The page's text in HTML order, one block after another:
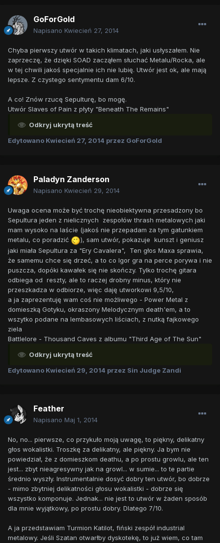
GoForGold
Napisano Kwiecień 27, 2014
Chyba pierwszy utwór w takich klimatach, jaki usłyszałem. Nie
zaprzeczę, że dzięki SOAD zacząłem słuchać Metalu/Rocka, ale
w tej chwili jakoś specjalnie ich nie lubię. Utwór jest ok, ale mają
lepsze. Z czystego sentymentu dam 6/10.
A co! Znów rzucę Sepulturę, bo mogę.
Utwór Slaves of Pain z płyty "Beneath The Remains"
Odkryj ukrytą treść
Edytowano Kwiecień 27, 2014 przez GoForGold
Paladyn Zanderson
Napisano Kwiecień 29, 2014
Uwaga ocena może być trochę nieobiektywna przesadzony bo
Sepultura jeden z nielicznych zespołów thrash metalowych jaki
mam wysoko na laście (jakoś nie przepadam za tym gatunkiem
metalu, co poradzić
), sam utwór, pokazuje kunszt i geniusz
jaki miała Sepultura za "Ery Cavalera", Ten głos Maxa sprawia,
że samemu chce się drzeć, a to co Igor gra na perce porywa i nie
puszcza, dopóki kawałek się nie skończy. Tylko trochę gitara
odbiega od reszty, ale to raczej drobny minus, który nie
przeszkadza w odbiorze, więc daję utworkowi 9,5/10,
a ja zaprezentuję wam coś nie możliwego - Power Metal z
domieszką Gotyku, okraszony Melodycznym death'em, a to
wszytko podane na lembasowych liściach, z nutką fajkowego
ziela
Battlelore - Thousand Caves z albumu "Third Age of The Sun"
Odkryj ukrytą treść
Edytowano Kwiecień 29, 2014 przez Sin Judge Zandi
Feather
Napisano Maj 1, 2014
No, no... pierwsze, co przykuło moją uwagę, to piękny, delikatny
głos wokalistki. Troszkę za delikatny, ale piękny. Ja bym nie
powiedział, że z domieszkom deathu, a po prostu growlu, ale ten
jest... zbyt nieagresywny jak na growl... w sumie... to te partie
średnio wyszły. Instrumentalnie dosyć dobry ten utwór, bo dobrze
- mimo zbytniej delikatności głosu wokalistki - dobrze się
wszystko komponuje. Jednak... nie jest to utwór w żaden sposób
dla mnie wyjątkowy, po prostu dobry. Dlatego 7/10.
A ja przedstawiam Turmion Katilot, fiński zespół industrial
metalowy. Jeśli Szatan otwarłby dyskotekę, to już wiem, co tam